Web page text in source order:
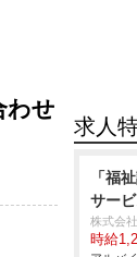
わせ
求人
「福
サー
株式会
時給